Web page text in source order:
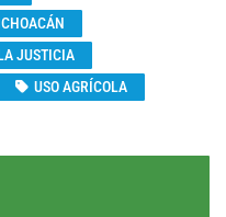
JUSTICIA
USO AGRÍCOLA